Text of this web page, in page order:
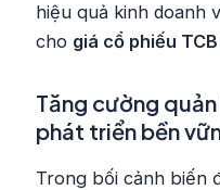
hiệu quả kinh doanh
cho giá cổ phiếu TCB
Tăng cường
phát triển bền
Trong bối cảnh biến